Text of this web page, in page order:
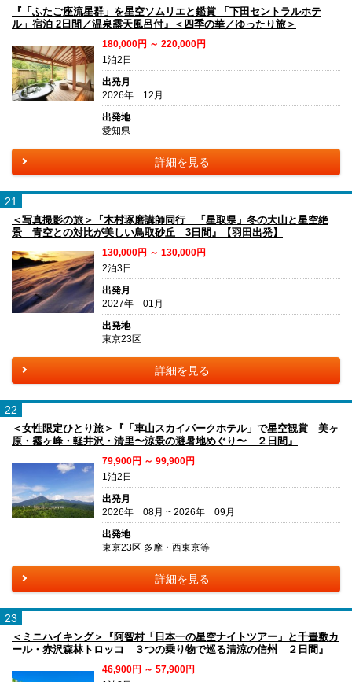
『「ふたご座流星群」を星空ソムリエと鑑賞 「下田セントラルホテ
ル」宿泊 2日間／温泉露天風呂付』＜四季の華／ゆったり旅＞
180,000円 ～ 220,000円
1泊2日
出発月
2026年 12月
出発地
愛知県
詳細を見る
21
＜写真撮影の旅＞『木村琢磨講師同行 「星取県」冬の大山と星空絶
景 青空との対比が美しい鳥取砂丘 3日間』【羽田出発】
130,000円 ～ 130,000円
2泊3日
出発月
2027年 01月
出発地
東京23区
詳細を見る
22
＜女性限定ひとり旅＞『「車山スカイパークホテル」で星空観賞 美ヶ
原・霧ヶ峰・軽井沢・清里〜涼景の避暑地めぐり〜 ２日間』
79,900円 ～ 99,900円
1泊2日
出発月
2026年 08月 ~ 2026年 09月
出発地
東京23区 多摩・西東京等
詳細を見る
23
＜ミニハイキング＞『阿智村「日本一の星空ナイトツアー」と千畳敷カ
ール・赤沢森林トロッコ ３つの乗り物で巡る清涼の信州 ２日間』
46,900円 ～ 57,900円